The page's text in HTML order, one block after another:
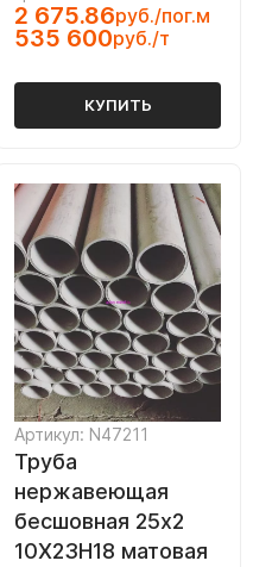
2 675.86руб./пог.м
535 600руб./т
КУПИТЬ
Артикул: N47211
Труба
нержавеющая
бесшовная 25х2
10Х23Н18 матовая